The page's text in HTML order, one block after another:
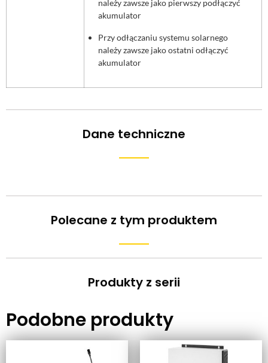
należy zawsze jako pierwszy podłączyć
akumulator
Przy odłączaniu systemu solarnego
należy zawsze jako ostatni odłączyć
akumulator
Dane techniczne
Polecane z tym produktem
Produkty z serii
Podobne produkty